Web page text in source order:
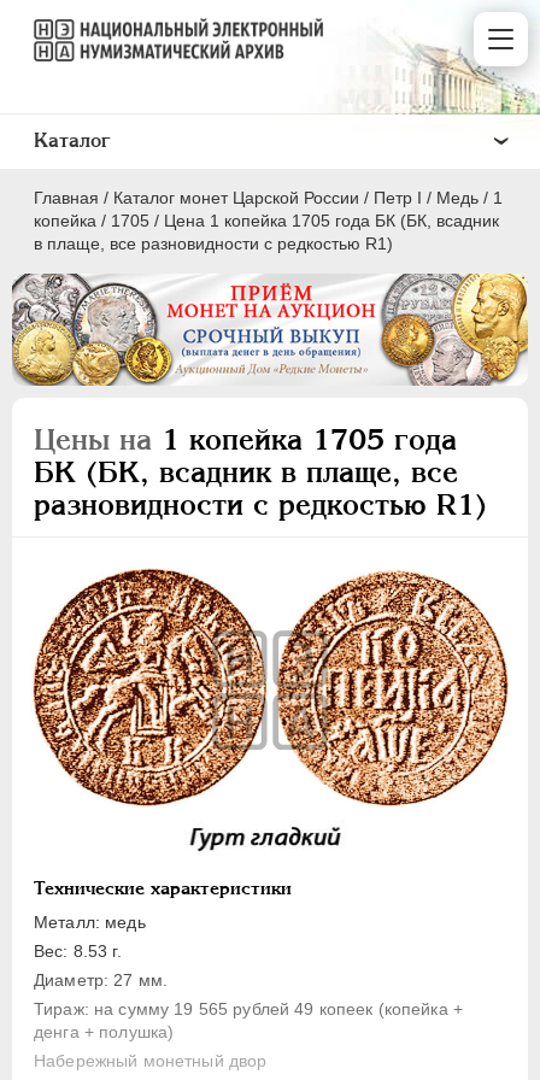
Главная / Каталог монет Царской России / Пeтр I / Медь / 1
копейка / 1705 / Цена 1 копейка 1705 года БК (БК, всадник
в плаще, все разновидности с редкостью R1)
Цены на 1 копейка 1705 года
БК (БК, всадник в плаще, все
разновидности с редкостью R1)
Технические характеристики
Металл: медь
Вес: 8.53 г.
Диаметр: 27 мм.
Тираж: на сумму 19 565 рублей 49 копеек (копейка +
денга + полушка)
Набережный монетный двор
Каталог
ПEТР I 1699 - 1725
Серебро
Медь
5 копеек
Полушка
Полполушки
Пробные
Для Речи Посполитой
Монетовидные жетоны
ЕКАТЕРИНА I 1725-1727
1727-1729
АННА ИОАННОВНА
ИОАНН АНТОНОВИЧ
ЕЛИЗАВЕТА
ПЕТР III 1762-1762
ЕКАТЕРИНА II 1762-1796
ПАВЕЛ I
1796-1801